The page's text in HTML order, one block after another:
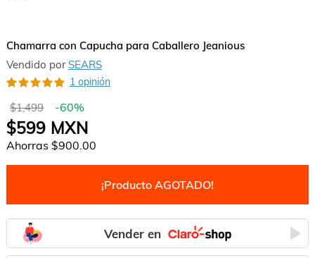
Chamarra con Capucha para Caballero Jeanious
Vendido por SEARS
1 opinión
$1,499 -60%
$599MXN
Ahorras $900.00
¡Producto AGOTADO!
Vender en